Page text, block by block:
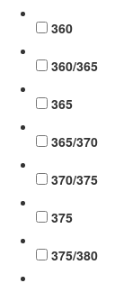
360
360/365
365
365/370
370/375
375
375/380